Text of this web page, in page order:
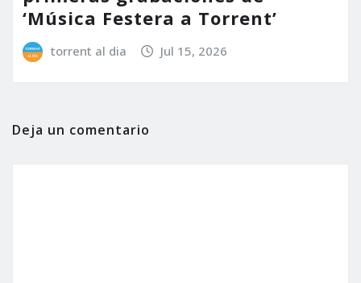
‘Música Festera a Torrent’
torrent al dia Jul 15, 2026
Deja un comentario